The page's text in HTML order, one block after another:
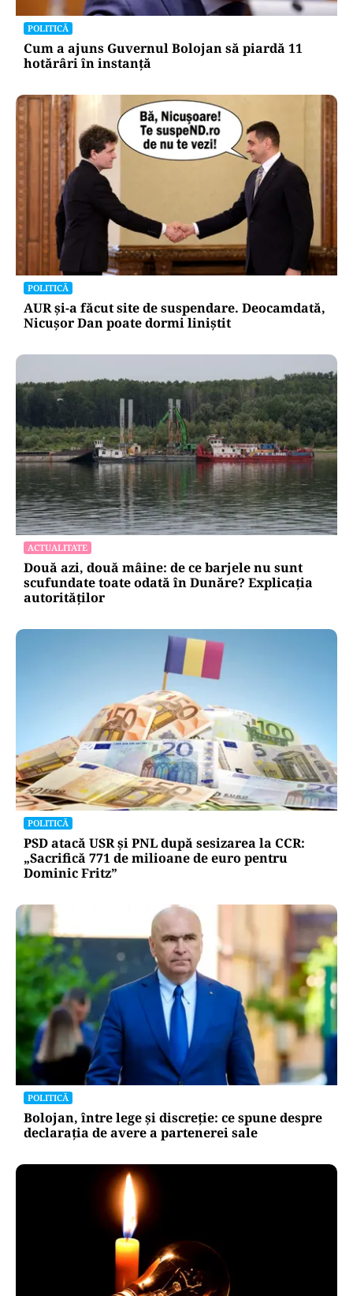
POLITICĂ
Cum a ajuns Guvernul Bolojan să piardă 11
hotărâri în instanță
POLITICĂ
AUR și-a făcut site de suspendare. Deocamdată,
Nicușor Dan poate dormi liniștit
ACTUALITATE
Două azi, două mâine: de ce barjele nu sunt
scufundate toate odată în Dunăre? Explicația
autorităților
POLITICĂ
PSD atacă USR și PNL după sesizarea la CCR:
„Sacrifică 771 de milioane de euro pentru
Dominic Fritz”
POLITICĂ
Bolojan, între lege și discreție: ce spune despre
declarația de avere a partenerei sale